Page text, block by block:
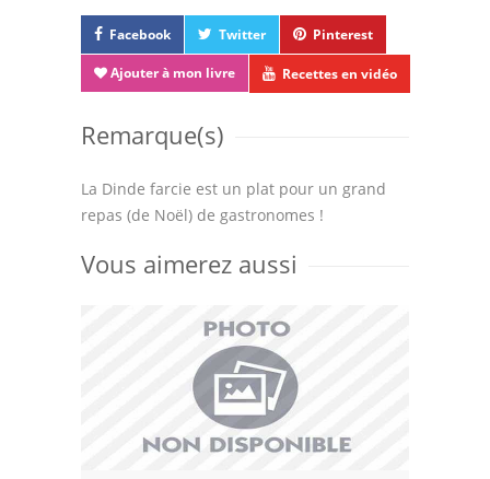
Facebook Twitter Pinterest
Ajouter à mon livre Recettes en vidéo
Remarque(s)
La Dinde farcie est un plat pour un grand
repas (de Noël) de gastronomes !
Vous aimerez aussi